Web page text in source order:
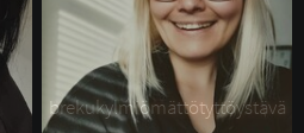
brekukylmiömättötyttöystävä